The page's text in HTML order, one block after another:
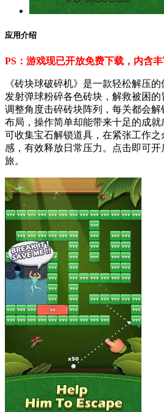
应用介绍
PS：游戏现已开放免费下载，内含丰
《砖块球破碎机》是一款轻松解压
发射弹球粉碎各色砖块，解救被困
调整角度击碎砖块阵列，每关都会
布局，操作简单却能带来十足的成
可收集宝石解锁道具，在紧张工作
感，有效释放日常压力。点击即可
旅。